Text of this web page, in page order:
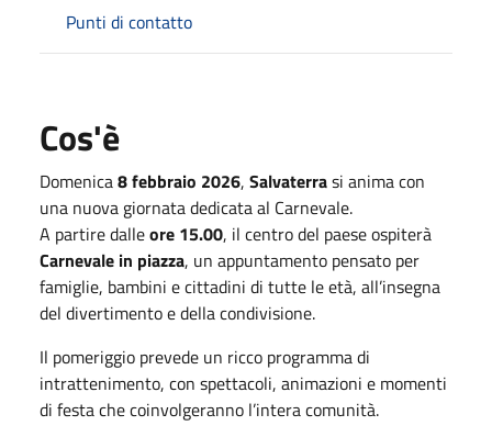
Punti di contatto
Cos'è
Domenica8 febbraio 2026, Salvaterrasi anima con
una nuova giornata dedicata al Carnevale.
A partire dalleore 15.00, il centro del paese ospiterà
Carnevale in piazza, un appuntamento pensato per
famiglie, bambini e cittadini di tutte le età, all’insegna
del divertimento e della condivisione.
Il pomeriggio prevede un ricco programma di
intrattenimento, con spettacoli, animazioni e momenti
di festa che coinvolgeranno l’intera comunità.